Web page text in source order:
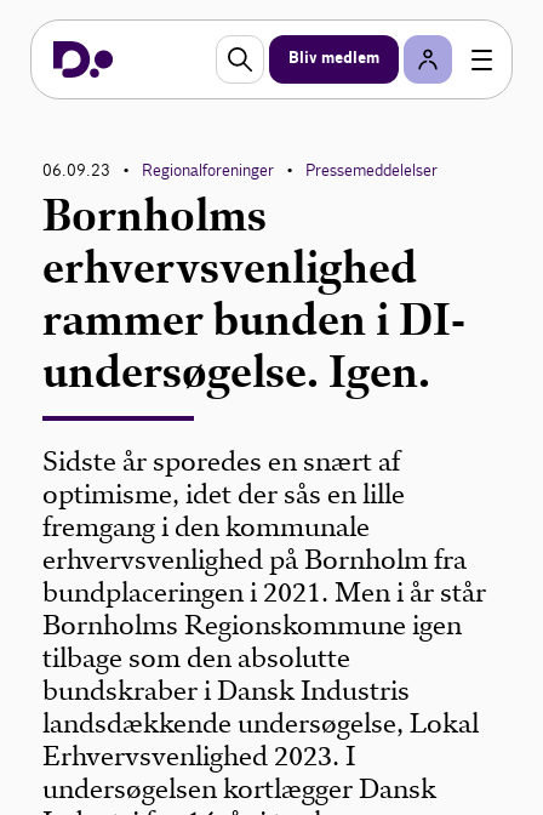
Bliv medlem
06.09.23 • Regionalforeninger • Pressemeddelelser
Bornholms
erhvervsvenlighed
rammer bunden i DI-
undersøgelse. Igen.
Sidste år sporedes en snært af
optimisme, idet der sås en lille
fremgang i den kommunale
erhvervsvenlighed på Bornholm fra
bundplaceringen i 2021. Men i år står
Bornholms Regionskommune igen
tilbage som den absolutte
bundskraber i Dansk Industris
landsdækkende undersøgelse, Lokal
Erhvervsvenlighed 2023. I
undersøgelsen kortlægger Dansk